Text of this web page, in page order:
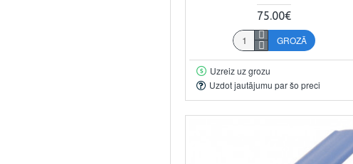
75.00€
GROZĀ
Uzreiz uz grozu
Uzdot jautājumu par šo preci